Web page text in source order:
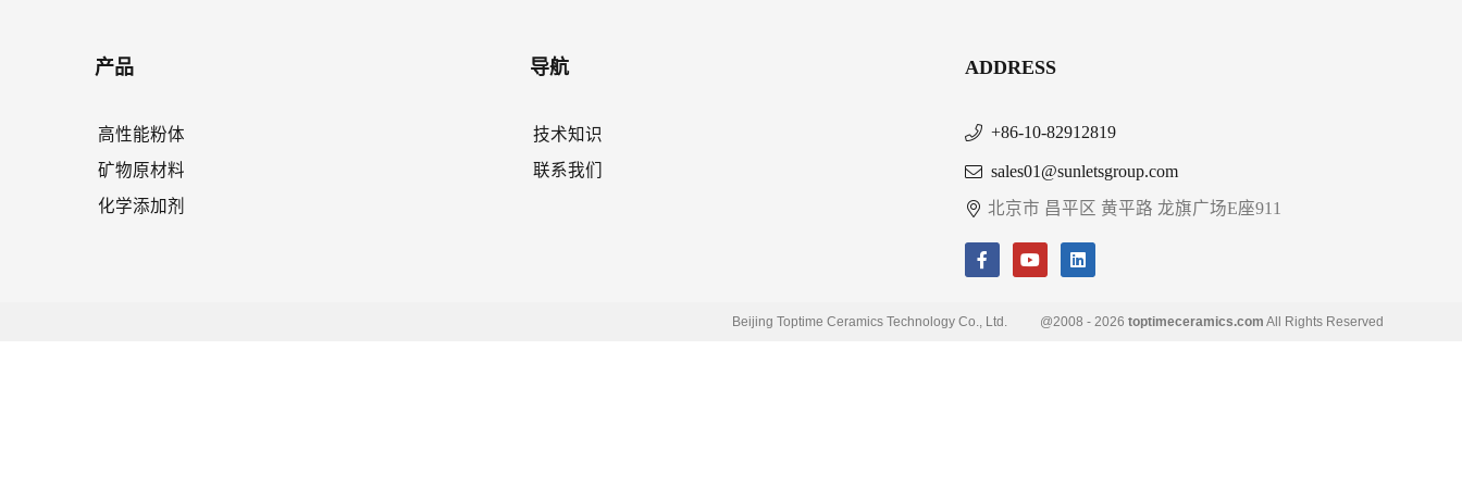
产品
高性能粉体
矿物原材料
化学添加剂
导航
技术知识
联系我们
ADDRESS
+86-10-82912819
sales01@sunletsgroup.com
北京市 昌平区 黄平路 龙旗广场E座911
Beijing Toptime Ceramics Technology Co., Ltd. @2008 - 2026 toptimeceramics.com All Rights Reserved